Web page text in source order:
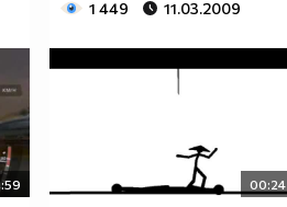
1 449 11.03.2009
00:24